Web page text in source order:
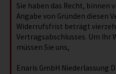
Sie haben das Recht, binnen
Angabe von Gründen diesen
Widerrufsfrist beträgt
Vertragsabschlusses. Um Ihr
müssen Sie uns,
Enaris GmbH Niederlassung